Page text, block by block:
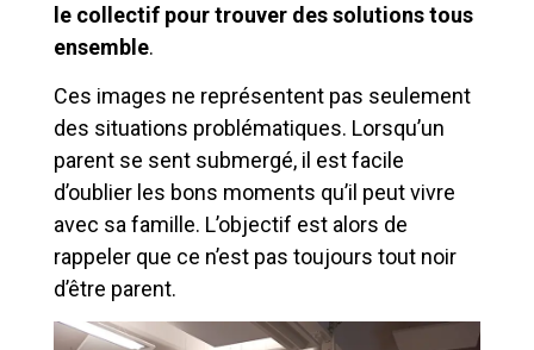
le collectif pour trouver des solutions tous
ensemble.
Ces images ne représentent pas seulement
des situations problématiques. Lorsqu’un
parent se sent submergé, il est facile
d’oublier les bons moments qu’il peut vivre
avec sa famille. L’objectif est alors de
rappeler que ce n’est pas toujours tout noir
d’être parent.